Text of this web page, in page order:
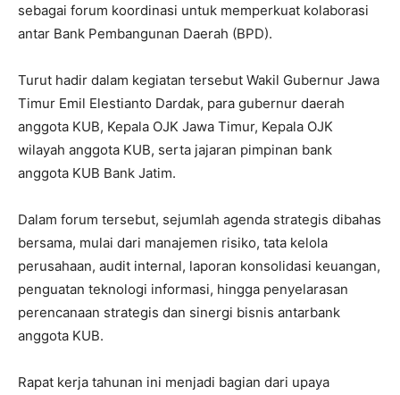
sebagai forum koordinasi untuk memperkuat kolaborasi
antar Bank Pembangunan Daerah (BPD).
Turut hadir dalam kegiatan tersebut Wakil Gubernur Jawa
Timur Emil Elestianto Dardak, para gubernur daerah
anggota KUB, Kepala OJK Jawa Timur, Kepala OJK
wilayah anggota KUB, serta jajaran pimpinan bank
anggota KUB Bank Jatim.
Dalam forum tersebut, sejumlah agenda strategis dibahas
bersama, mulai dari manajemen risiko, tata kelola
perusahaan, audit internal, laporan konsolidasi keuangan,
penguatan teknologi informasi, hingga penyelarasan
perencanaan strategis dan sinergi bisnis antarbank
anggota KUB.
Rapat kerja tahunan ini menjadi bagian dari upaya